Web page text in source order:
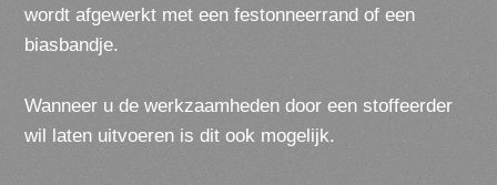
wordt afgewerkt met een festonneerrand of een
biasbandje.
Wanneer u de werkzaamheden door een stoffeerder
wil laten uitvoeren is dit ook mogelijk.